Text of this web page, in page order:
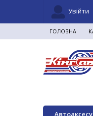
Увійти
ГОЛОВНА